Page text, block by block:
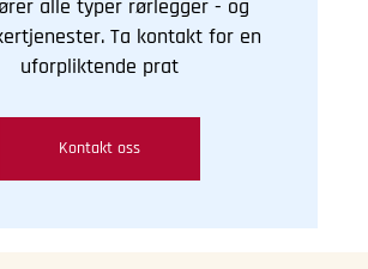
alle typer rørlegger - og
Ta kontakt for en
uforpliktende prat
Kontakt oss